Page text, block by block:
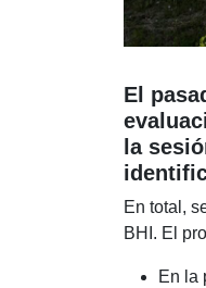
El
la
En total,
BHI. El
En la